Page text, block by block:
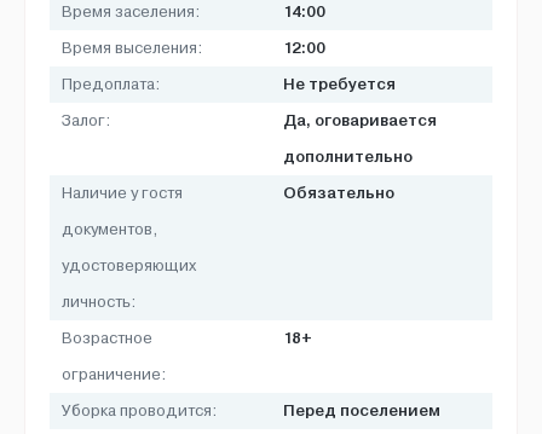
Время заселения: 14:00
Время выселения: 12:00
Предоплата: Не требуется
Залог:
Да, оговаривается
дополнительно
Наличие у гостя
документов,
удостоверяющих
личность:
Обязательно
Возрастное
ограничение:
18+
Уборка проводится: Перед поселением